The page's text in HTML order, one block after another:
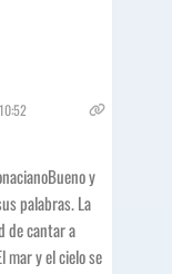
y
palabras. La
de cantar a
mar y el cielo se